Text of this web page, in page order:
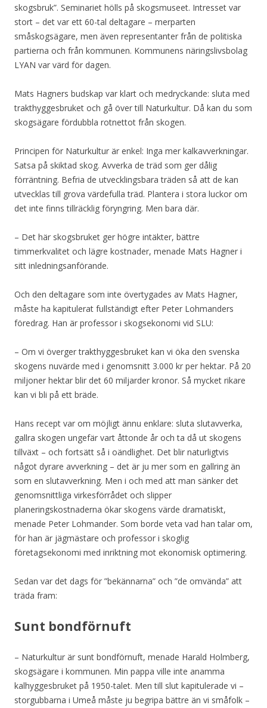
skogsbruk”. Seminariet hölls på skogsmuseet. Intresset var
stort – det var ett 60-tal deltagare – merparten
småskogsägare, men även representanter från de politiska
partierna och från kommunen. Kommunens näringslivsbolag
LYAN var värd för dagen.
Mats Hagners budskap var klart och medryckande: sluta med
trakthyggesbruket och gå över till Naturkultur. Då kan du som
skogsägare fördubbla rotnettot från skogen.
Principen för Naturkultur är enkel: Inga mer kalkavverkningar.
Satsa på skiktad skog. Avverka de träd som ger dålig
förräntning. Befria de utvecklingsbara träden så att de kan
utvecklas till grova värdefulla träd. Plantera i stora luckor om
det inte finns tillräcklig föryngring. Men bara där.
– Det här skogsbruket ger högre intäkter, bättre
timmerkvalitet och lägre kostnader, menade Mats Hagner i
sitt inledningsanförande.
Och den deltagare som inte övertygades av Mats Hagner,
måste ha kapitulerat fullständigt efter Peter Lohmanders
föredrag. Han är professor i skogsekonomi vid SLU:
– Om vi överger trakthyggesbruket kan vi öka den svenska
skogens nuvärde med i genomsnitt 3.000 kr per hektar. På 20
miljoner hektar blir det 60 miljarder kronor. Så mycket rikare
kan vi bli på ett bräde.
Hans recept var om möjligt ännu enklare: sluta slutavverka,
gallra skogen ungefär vart åttonde år och ta då ut skogens
tillväxt – och fortsätt så i oändlighet. Det blir naturligtvis
något dyrare avverkning – det är ju mer som en gallring än
som en slutavverkning. Men i och med att man sänker det
genomsnittliga virkesförrådet och slipper
planeringskostnaderna ökar skogens värde dramatiskt,
menade Peter Lohmander. Som borde veta vad han talar om,
för han är jägmästare och professor i skoglig
företagsekonomi med inriktning mot ekonomisk optimering.
Sedan var det dags för ”bekännarna” och ”de omvända” att
träda fram:
Sunt bondförnuft
– Naturkultur är sunt bondförnuft, menade Harald Holmberg,
skogsägare i kommunen. Min pappa ville inte anamma
kalhyggesbruket på 1950-talet. Men till slut kapitulerade vi –
storgubbarna i Umeå måste ju begripa bättre än vi småfolk –